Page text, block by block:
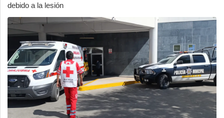
debido a la lesión